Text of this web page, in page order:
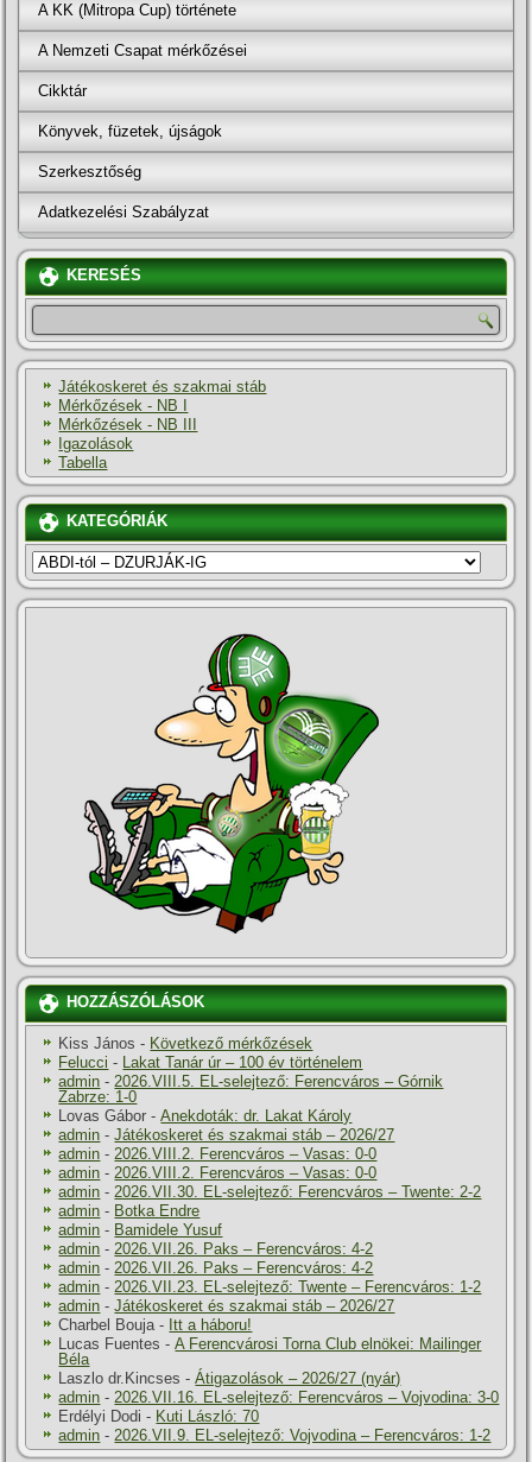
A KK (Mitropa Cup) története
A Nemzeti Csapat mérkőzései
Cikktár
Könyvek, füzetek, újságok
Szerkesztőség
Adatkezelési Szabályzat
KERESÉS
Játékoskeret és szakmai stáb
Mérkőzések - NB I
Mérkőzések - NB III
Igazolások
Tabella
KATEGÓRIÁK
KATEGÓRIÁK
HOZZÁSZÓLÁSOK
Kiss János - Következő mérkőzések
Felucci - Lakat Tanár úr – 100 év történelem
admin -2026.VIII.5. EL-selejtező: Ferencváros – Górnik
Zabrze: 1-0
Lovas Gábor -Anekdoták: dr. Lakat Károly
admin -Játékoskeret és szakmai stáb – 2026/27
admin -2026.VIII.2. Ferencváros – Vasas: 0-0
admin -2026.VIII.2. Ferencváros – Vasas: 0-0
admin -2026.VII.30. EL-selejtező: Ferencváros – Twente: 2-2
admin - Botka Endre
admin - Bamidele Yusuf
admin -2026.VII.26. Paks – Ferencváros: 4-2
admin -2026.VII.26. Paks – Ferencváros: 4-2
admin -2026.VII.23. EL-selejtező: Twente – Ferencváros: 1-2
admin -Játékoskeret és szakmai stáb – 2026/27
Charbel Bouja- Itt a háboru!
Lucas Fuentes -A Ferencvárosi Torna Club elnökei: Mailinger
Béla
Laszlo dr.Kincses -Átigazolások – 2026/27 (nyár)
admin -2026.VII.16. EL-selejtező: Ferencváros – Vojvodina: 3-0
Erdélyi Dodi - Kuti László: 70
admin -2026.VII.9. EL-selejtező: Vojvodina – Ferencváros: 1-2